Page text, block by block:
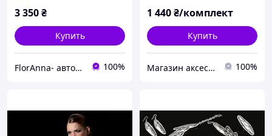
3 350₴
Купить
FlorAnna- авторские украшения ручной работы с цветами из полимерной глины decoclay. 100%
1 440₴/комплект
Купить
Магазин аксессуаров Silver Taurus. 100%